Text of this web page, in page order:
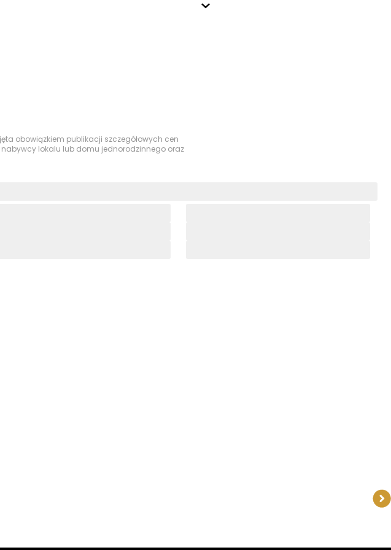
obowiązkiem publikacji szczegółowych cen
lokalu lub domu jednorodzinnego oraz